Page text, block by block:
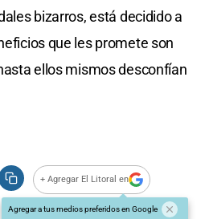
bizarros, está decidido a
que les promete son
ellos mismos desconfían
+ Agregar El Litoral en
Agregar a tus medios preferidos en Google